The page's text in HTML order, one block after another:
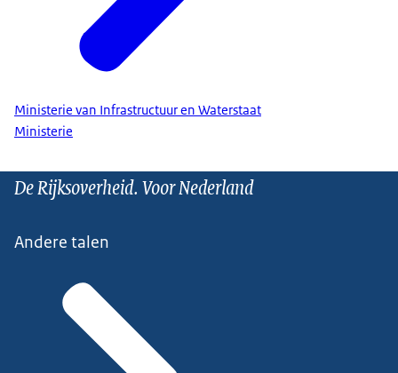
Ministerie van Infrastructuur en Waterstaat
Ministerie
De Rijksoverheid. Voor Nederland
Andere talen